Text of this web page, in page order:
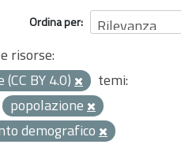
Ordina per
risorse:
BY 4.0)
temi:
popolazione
demografico